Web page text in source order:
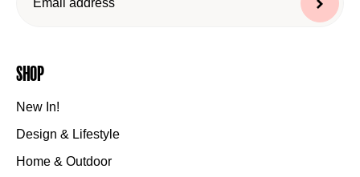
Shop
New In!
Design & Lifestyle
Home & Outdoor